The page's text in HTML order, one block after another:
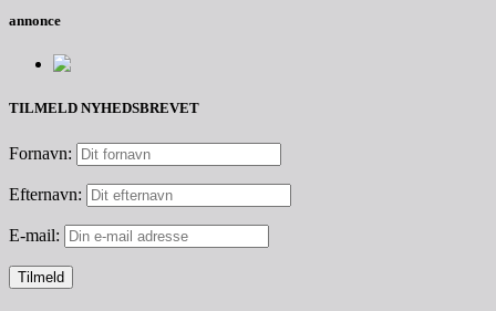
annonce
TILMELD NYHEDSBREVET
Fornavn:
Efternavn:
E-mail: